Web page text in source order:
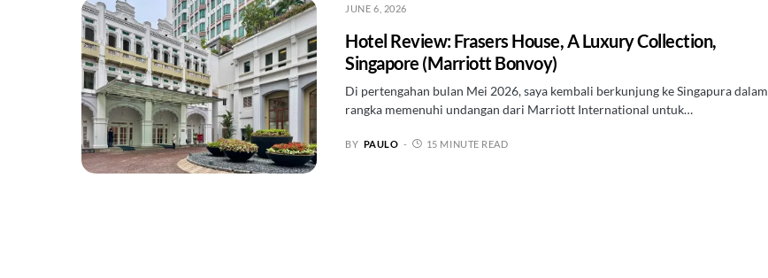
JUNE 6, 2026
Hotel Review: Frasers House, A Luxury Collection,
Singapore (Marriott Bonvoy)
Di pertengahan bulan Mei 2026, saya kembali berkunjung ke Singapura dalam
rangka memenuhi undangan dari Marriott International untuk…
BY PAULO 15 MINUTE READ